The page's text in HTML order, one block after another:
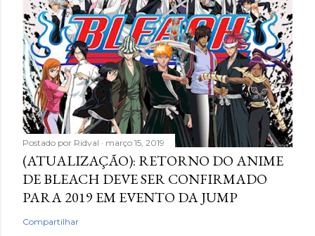
Postado por Ridval março 15, 2019
(ATUALIZAÇÃO): RETORNO DO ANIME
DE BLEACH DEVE SER CONFIRMADO
PARA 2019 EM EVENTO DA JUMP
Compartilhar